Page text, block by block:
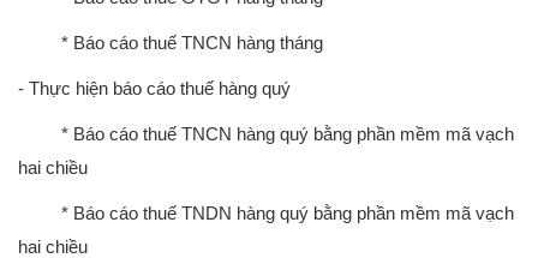
* Báo cáo thuế TNCN hàng tháng
- Thực hiện báo cáo thuế hàng quý
* Báo cáo thuế TNCN hàng quý bằng phần mềm mã vạch
hai chiều
* Báo cáo thuế TNDN hàng quý bằng phần mềm mã vạch
hai chiều